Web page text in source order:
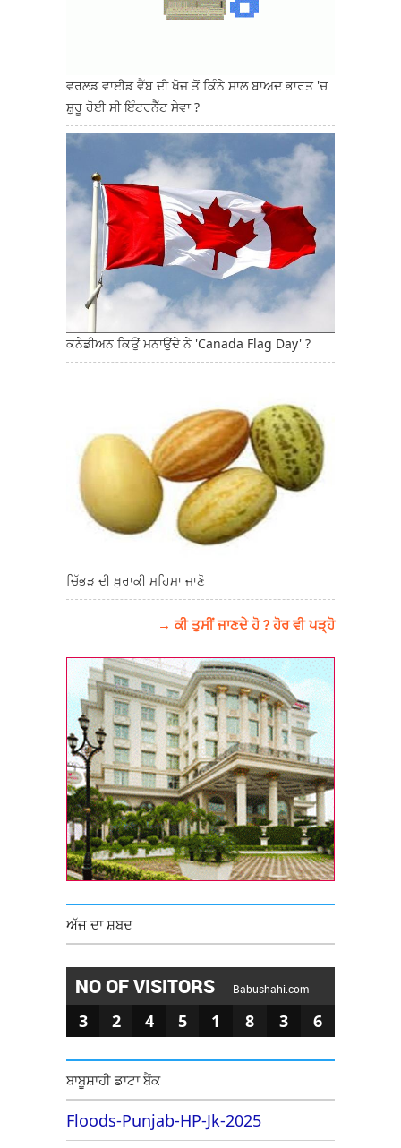
ਵਰਲਡ ਵਾਈਡ ਵੈੱਬ ਦੀ ਖੋਜ ਤੋਂ ਕਿੰਨੇ ਸਾਲ ਬਾਅਦ ਭਾਰਤ 'ਚ
ਸ਼ੁਰੂ ਹੋਈ ਸੀ ਇੰਟਰਨੈੱਟ ਸੇਵਾ ?
ਕਨੇਡੀਅਨ ਕਿਉਂ ਮਨਾਉਂਦੇ ਨੇ 'Canada Flag Day' ?
ਚਿੱਭੜ ਦੀ ਖ਼ੁਰਾਕੀ ਮਹਿਮਾ ਜਾਣੋ
→ ਕੀ ਤੁਸੀਂ ਜਾਣਦੇ ਹੋ ? ਹੋਰ ਵੀ ਪੜ੍ਹੋ
ਅੱਜ ਦਾ ਸ਼ਬਦ
NO OF VISITORS Babushahi.com
3 2 4 5 1 8 3 6
ਬਾਬੂਸ਼ਾਹੀ ਡਾਟਾ ਬੈਂਕ
Floods-Punjab-HP-Jk-2025